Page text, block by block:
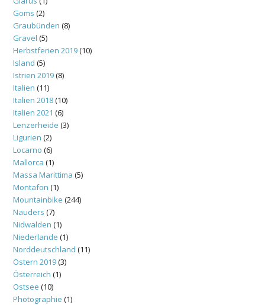
Goms (2)
Graubünden (8)
Gravel (5)
Herbstferien 2019(10)
Island (5)
Istrien 2019(8)
Italien (11)
Italien 2018(10)
Italien 2021 (6)
Lenzerheide (3)
Ligurien (2)
Locarno (6)
Mallorca (1)
Massa Marittima (5)
Montafon (1)
Mountainbike (244)
Nauders (7)
Nidwalden (1)
Niederlande (1)
Norddeutschland (11)
Ostern 2019(3)
Österreich (1)
Ostsee (10)
Photographie (1)